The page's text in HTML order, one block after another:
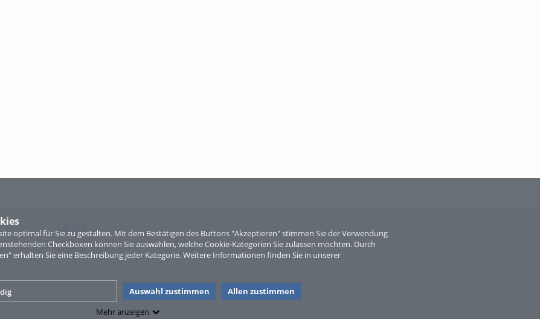
optimal für Sie zu gestalten. Mit dem Bestätigen des Buttons "Akzeptieren" stimmen Sie der Verwendung
Checkboxen können Sie auswählen, welche Cookie-Kategorien Sie zulassen möchten. Durch
erhalten Sie eine Beschreibung jeder Kategorie. Weitere Informationen finden Sie in unserer
Auswahl zustimmen
Allen zustimmen
Mehr anzeigen
Sperber
Links
Sitemap